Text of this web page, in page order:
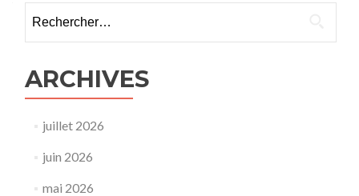
ARCHIVES
juillet 2026
juin 2026
mai 2026